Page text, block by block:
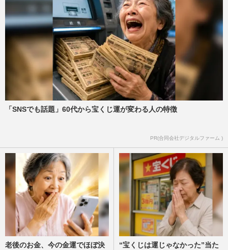
「SNSでも話題」60代から宝くじ運が変わる人の特徴
PR(合同会社デジタルファーム )
老後のお金、今の金運でほぼ決
“宝くじは運じゃなかった”当た